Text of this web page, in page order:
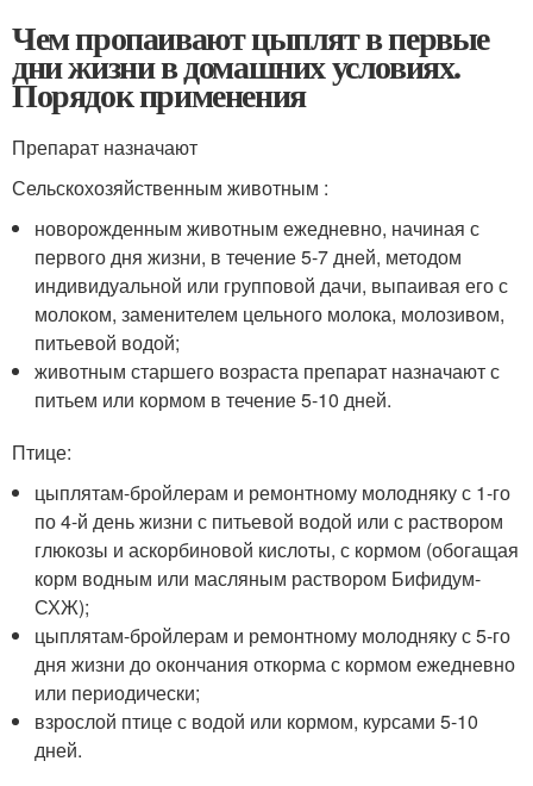
Чем пропаивают цыплят в первые
дни жизни в домашних условиях.
Порядок применения
Препарат назначают
Сельскохозяйственным животным :
новорожденным животным ежедневно, начиная с
первого дня жизни, в течение 5-7 дней, методом
индивидуальной или групповой дачи, выпаивая его с
молоком, заменителем цельного молока, молозивом,
питьевой водой;
животным старшего возраста препарат назначают с
питьем или кормом в течение 5-10 дней.
Птице:
цыплятам-бройлерам и ремонтному молодняку с 1-го
по 4-й день жизни с питьевой водой или с раствором
глюкозы и аскорбиновой кислоты, с кормом (обогащая
корм водным или масляным раствором Бифидум-
СХЖ);
цыплятам-бройлерам и ремонтному молодняку с 5-го
дня жизни до окончания откорма с кормом ежедневно
или периодически;
взрослой птице с водой или кормом, курсами 5-10
дней.